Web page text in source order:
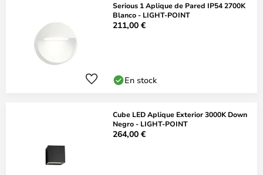
Serious 1 Aplique de Pared IP54 2700K
Blanco - LIGHT-POINT
211,00 €
En stock
Cube LED Aplique Exterior 3000K Down
Negro - LIGHT-POINT
264,00 €